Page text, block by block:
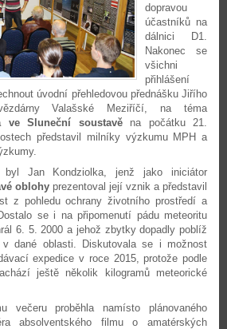
dopravou
účastníků na
dálnici D1.
Nakonec se
všichni
přihlášení
úvodní přehledovou přednášku Jiřího
Valašské Meziříčí, na téma
ve Sluneční soustavěna počátku 21.
představil milníky výzkumu MPH a
byl Jan Kondziolka, jenž jako iniciátor
oblohy prezentoval její vznik a představil
z pohledu ochrany životního prostředí a
se i na připomenutí pádu meteoritu
6. 5. 2000 a jehož zbytky dopadly poblíž
v dané oblasti. Diskutovala se i možnost
expedice v roce 2015, protože podle
ještě několik kilogramů meteorické
večeru proběhla namísto plánovaného
absolventského filmu o amatérských